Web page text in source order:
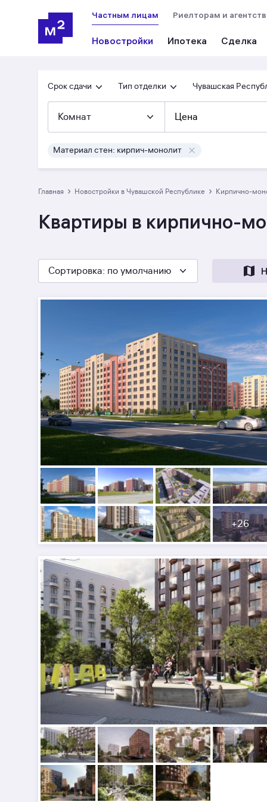
Частным лицам
Новостройки Ипотека Сделка
Риелторам и
Срок сдачи Тип отделки Чувашская
Комнат Цена
Материал стен: кирпич-монолит
Главная › Новостройки в Чувашской Республике › кирпично-
Квартиры в кирпично-
Сортировка: по умолчанию
+26